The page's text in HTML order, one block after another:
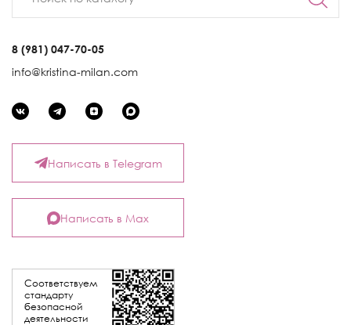
8 (981) 047-70-05
info@kristina-milan.com
Соответствуем
стандарту
безопасной
деятельности
Написать в Telegram
Написать в Max